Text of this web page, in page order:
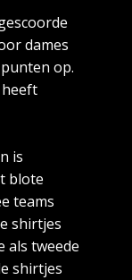
dames
op.
is
blote
teams
shirtjes
als tweede
shirtjes